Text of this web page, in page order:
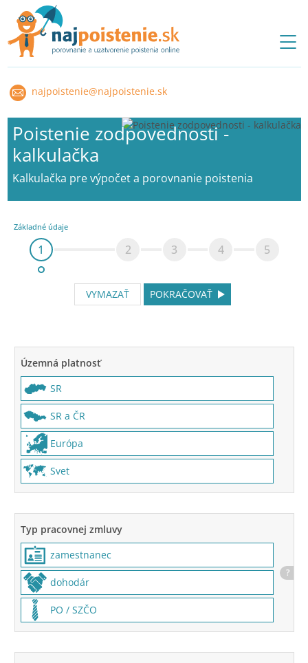
najpoistenie@najpoistenie.sk
Poistenie zodpovednosti -
kalkulačka
Kalkulačka pre výpočet a porovnanie poistenia
Základné údaje
1 2 3 4 5
VYMAZAŤ POKRAČOVAŤ
Územná platnosť
SR
SR a ČR
Európa
Svet
Typ pracovnej zmluvy
zamestnanec
dohodár
PO / SZČO
?